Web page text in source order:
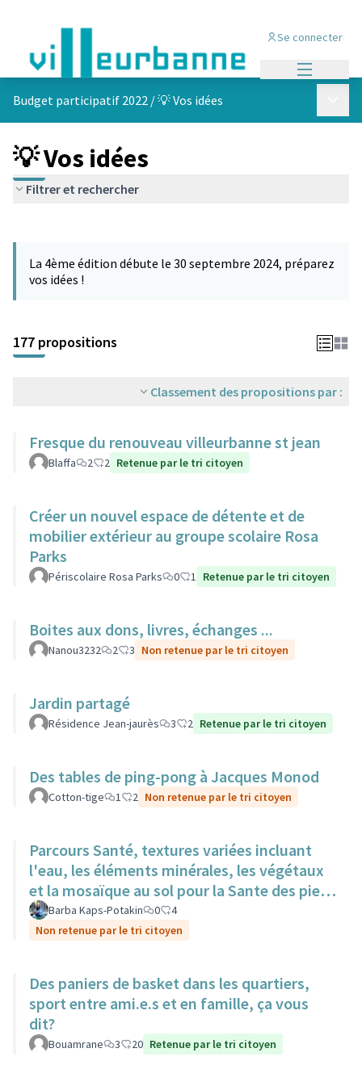
Se connecter
Budget participatif 2022 /💡 Vos idées
💡 Vos idées
Filtrer et rechercher
−
La 4ème édition débute le 30 septembre 2024, préparez
vos idées !
177 propositions
Classement des propositions par :
Fresque du renouveau villeurbanne st jean
Blaffa 2 2 Retenue par le tri citoyen
Créer un nouvel espace de détente et de
mobilier extérieur au groupe scolaire Rosa
Parks
Périscolaire Rosa Parks 0 1 Retenue par le tri citoyen
Boites aux dons, livres, échanges ...
Nanou3232 2 3 Non retenue par le tri citoyen
Jardin partagé
Résidence Jean-jaurès 3 2 Retenue par le tri citoyen
Des tables de ping-pong à Jacques Monod
Cotton-tige 1 2 Non retenue par le tri citoyen
Parcours Santé, textures variées incluant
l'eau, les éléments minérales, les végétaux
et la mosaïque au sol pour la Sante des pieds
nus.Barba Kaps-Potakin 0
4
Non retenue par le tri citoyen
Des paniers de basket dans les quartiers,
sport entre ami.e.s et en famille, ça vous
dit?
Bouamrane 3 20 Retenue par le tri citoyen